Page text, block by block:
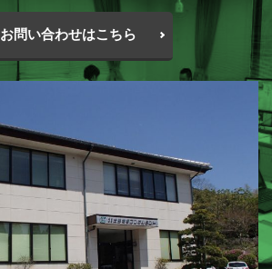
お問い合わせはこちら